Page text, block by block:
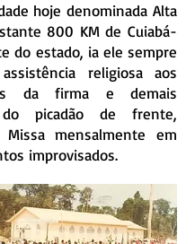
hoje denominada Alta
800 KM de Cuiabá-
do estado, ia ele sempre
religiosa aos
da firma e demais
do picadão de frente,
Missa mensalmente em
improvisados.